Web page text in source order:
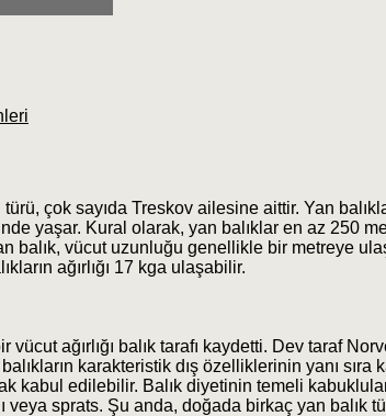
çok sayıda Treskov ailesine aittir. Yan
yaşar. Kural olarak, yan balıklar en az 250
balık, vücut uzunluğu genellikle bir metreye
ağırlığı 17 kga ulaşabilir.
vücut ağırlığı balık tarafı kaydetti. Dev taraf
karakteristik dış özelliklerinin yanı sıra
kabul edilebilir. Balık diyetinin temeli
veya sprats. Şu anda, doğada birkaç yan balık